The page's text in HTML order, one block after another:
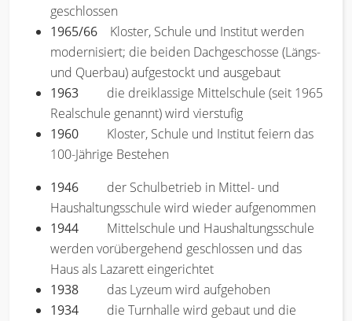
geschlossen
1965/66 Kloster, Schule und Institut werden
modernisiert; die beiden Dachgeschosse (Längs-
und Querbau) aufgestockt und ausgebaut
1963 die dreiklassige Mittelschule (seit 1965
Realschule genannt) wird vierstufig
1960 Kloster, Schule und Institut feiern das
100-Jährige Bestehen
1946 der Schulbetrieb in Mittel- und
Haushaltungsschule wird wieder aufgenommen
1944 Mittelschule und Haushaltungsschule
werden vorübergehend geschlossen und das
Haus als Lazarett eingerichtet
1938 das Lyzeum wird aufgehoben
1934 die Turnhalle wird gebaut und die